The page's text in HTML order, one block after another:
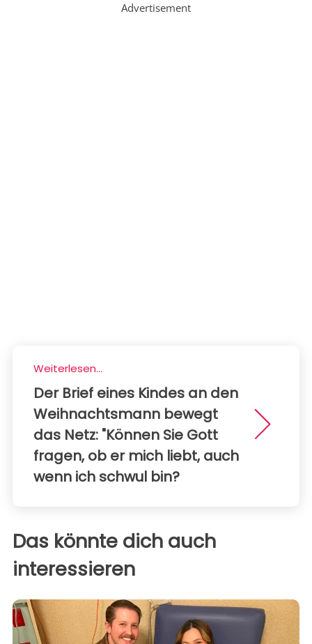
Advertisement
Weiterlesen...
Der Brief eines Kindes an den
Weihnachtsmann bewegt
das Netz: "Können Sie Gott
fragen, ob er mich liebt, auch
wenn ich schwul bin?
Das könnte dich auch
interessieren